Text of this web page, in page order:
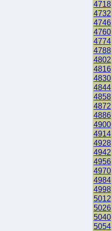
4718
4732
4746
4760
4774
4788
4802
4816
4830
4844
4858
4872
4886
4900
4914
4928
4942
4956
4970
4984
4998
5012
5026
5040
5054